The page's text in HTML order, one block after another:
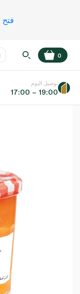
فتح
عر
0
توصيل اليوم
17:00 – 19:00